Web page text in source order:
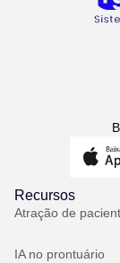
Recursos
Atração de
IA no prontuário